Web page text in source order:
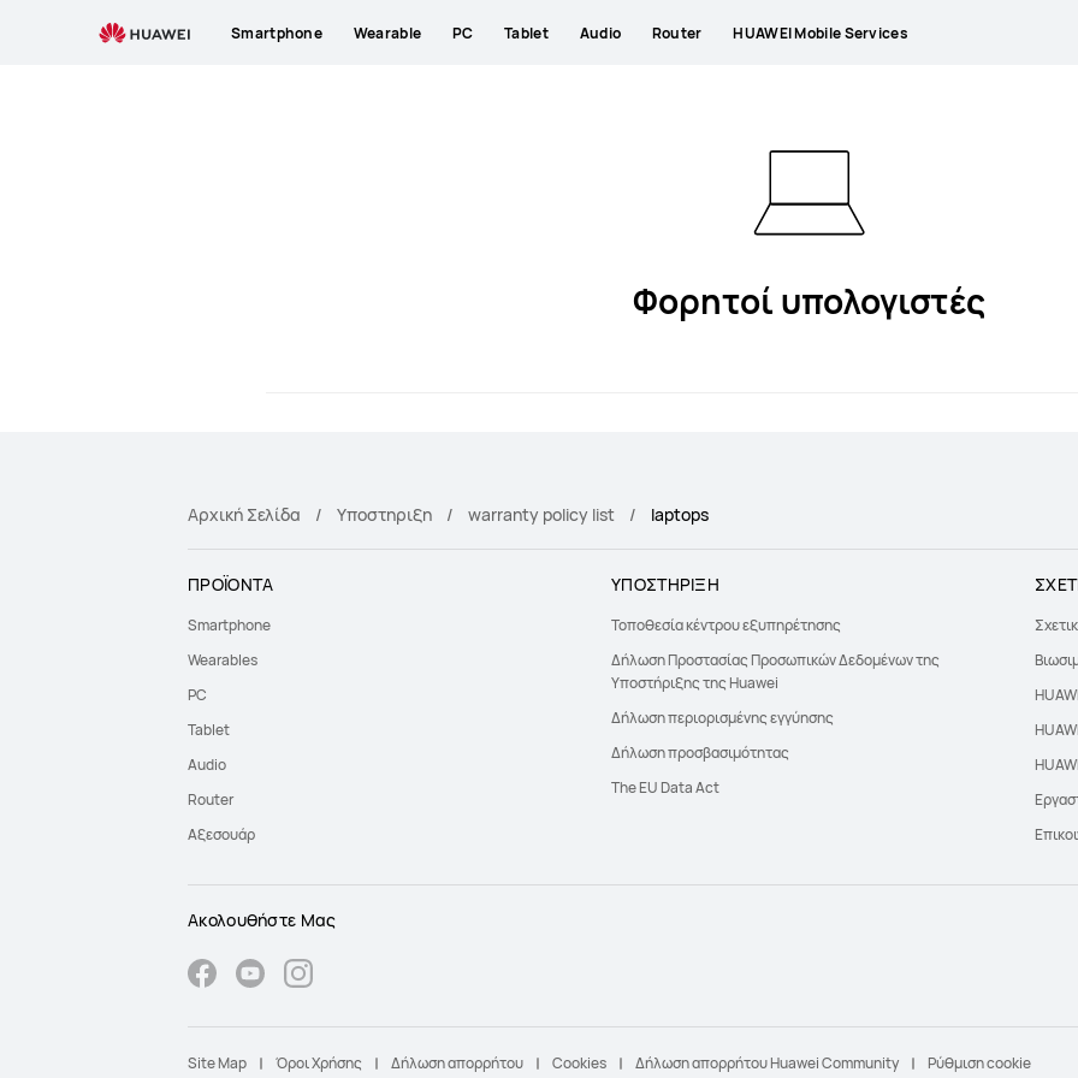
Smartphone Wearable PC Tablet Audio Router HUAWEI Mobile Services
Φορητοί υπολογιστές
Αρχική Σελίδα Υποστηριξη warranty policy list laptops
ΠΡΟΪΟΝΤΑ
Smartphone
Wearables
PC
Tablet
Audio
Router
Αξεσουάρ
ΥΠΟΣΤΗΡΙΞΗ
Τοποθεσία κέντρου εξυπηρέτησης
Δήλωση Προστασίας Προσωπικών Δεδομένων της
Υποστήριξης της Huawei
Δήλωση περιορισμένης εγγύησης
Δήλωση προσβασιμότητας
The EU Data Act
Ακολουθήστε Μας
Site Map Όροι Χρήσης Δήλωση απορρήτου Cookies Δήλωση απορρήτου Huawei Community Ρύθμιση cookie